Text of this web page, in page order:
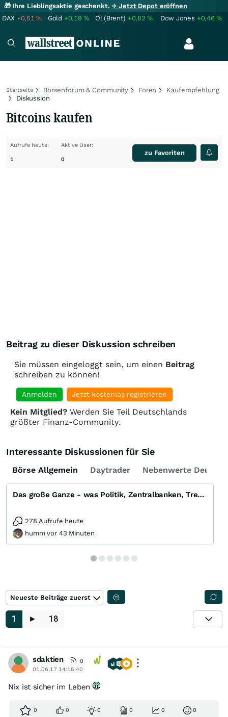
🎁 Ihre Lieblingsaktie geschenkt.→ Jetzt Depot eröffnen
DAX -0,51% Gold +0,19% Öl (Brent) +0,82% Dow Jones +0,46%
Startseite Börsenforum & Community Foren
Kaufempfehlung
Diskussion
Bitcoins kaufen
Aufrufe heute:
1
Aktive User:
0
zu Favoriten
Beitrag zu dieser Diskussion schreiben
Sie müssen eingeloggt sein, um einen Beitrag
schreiben zu können!
Anmelden Jetzt kostenlos registrieren
Kein Mitglied? Werden Sie Teil Deutschlands
größter Finanz-Community.
Interessante Diskussionen für Sie
Börse Allgemein Daytrader Nebenwerte
Das große Ganze - was Politik, Zentralbanken, Trends, Medien und Gesellschaft mit Aktien, Rohstoffen
278 Aufrufe heute
humm vor 43 Minuten
Neueste Beiträge zuerst
1 ► 18
sdaktien
0
01.06.17 14:15:40
Nix ist sicher im Leben
0 0 0 0 0 0